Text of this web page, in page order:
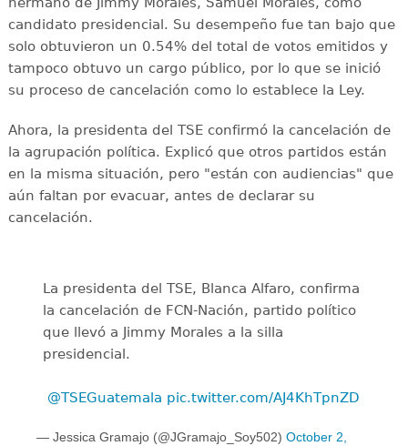
candidato presidencial. Su desempeño fue tan bajo que
solo obtuvieron un 0.54% del total de votos emitidos y
tampoco obtuvo un cargo público, por lo que se inició
su proceso de cancelación como lo establece la Ley.
Ahora, la presidenta del TSE confirmó la cancelación de
la agrupación política. Explicó que otros partidos están
en la misma situación, pero "están con audiencias" que
aún faltan por evacuar, antes de declarar su
cancelación.
La presidenta del TSE, Blanca Alfaro, confirma
la cancelación de FCN-Nación, partido político
que llevó a Jimmy Morales a la silla
presidencial.
@TSEGuatemala pic.twitter.com/AJ4KhTpnZD
— Jessica Gramajo (@JGramajo_Soy502) October 2,